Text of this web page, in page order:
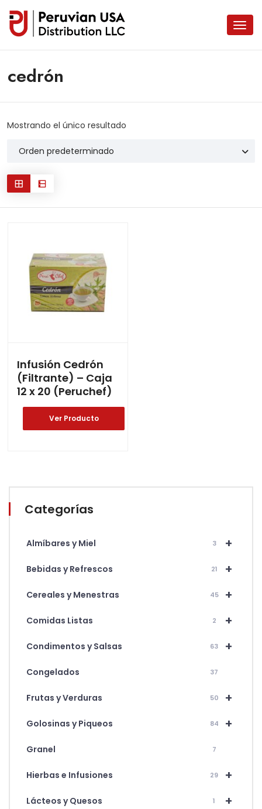
cedrón
Categorías
+
Almíbares y Miel 3
+
Bebidas y Refrescos 21
+
Cereales y Menestras 45
+
Comidas Listas 2
+
Condimentos y Salsas 63
Congelados 37
+
Frutas y Verduras 50
+
Golosinas y Piqueos 84
Granel 7
+
Hierbas e Infusiones 29
+
Lácteos y Quesos 1
Mostrando el único resultado
Infusión Cedrón
(Filtrante) – Caja
12 x 20 (Peruchef)
Ver Producto